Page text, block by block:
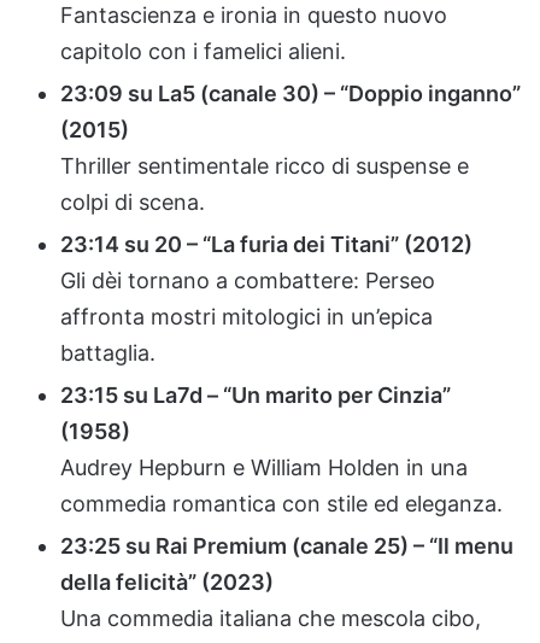
Fantascienza e ironia in questo nuovo
capitolo con i famelici alieni.
23:09 su La5 (canale 30) – “Doppio inganno”
(2015)
Thriller sentimentale ricco di suspense e
colpi di scena.
23:14 su 20 – “La furia dei Titani” (2012)
Gli dèi tornano a combattere: Perseo
affronta mostri mitologici in un’epica
battaglia.
23:15 su La7d – “Un marito per Cinzia”
(1958)
Audrey Hepburn e William Holden in una
commedia romantica con stile ed eleganza.
23:25 su Rai Premium (canale 25) – “Il menu
della felicità” (2023)
Una commedia italiana che mescola cibo,